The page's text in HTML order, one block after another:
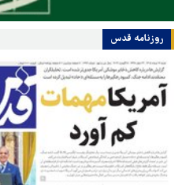
روزنامه قدس